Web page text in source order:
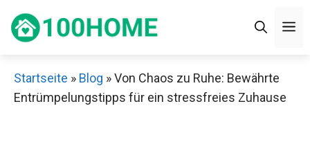
Inhalt
Startseite » Blog »Von Chaos zu Ruhe: Bewährte
Entrümpelungstipps für ein stressfreies Zuhause